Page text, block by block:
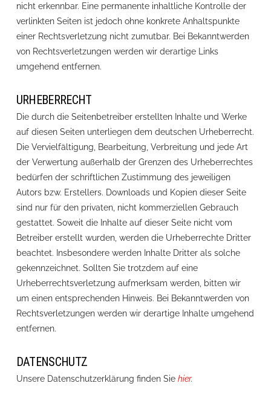
nicht erkennbar. Eine permanente inhaltliche Kontrolle der
verlinkten Seiten ist jedoch ohne konkrete Anhaltspunkte
einer Rechtsverletzung nicht zumutbar. Bei Bekanntwerden
von Rechtsverletzungen werden wir derartige Links
umgehend entfernen.
URHEBERRECHT
Die durch die Seitenbetreiber erstellten Inhalte und Werke
auf diesen Seiten unterliegen dem deutschen Urheberrecht.
Die Vervielfältigung, Bearbeitung, Verbreitung und jede Art
der Verwertung außerhalb der Grenzen des Urheberrechtes
bedürfen der schriftlichen Zustimmung des jeweiligen
Autors bzw. Erstellers. Downloads und Kopien dieser Seite
sind nur für den privaten, nicht kommerziellen Gebrauch
gestattet. Soweit die Inhalte auf dieser Seite nicht vom
Betreiber erstellt wurden, werden die Urheberrechte Dritter
beachtet. Insbesondere werden Inhalte Dritter als solche
gekennzeichnet. Sollten Sie trotzdem auf eine
Urheberrechtsverletzung aufmerksam werden, bitten wir
um einen entsprechenden Hinweis. Bei Bekanntwerden von
Rechtsverletzungen werden wir derartige Inhalte umgehend
entfernen.
DATENSCHUTZ
Unsere Datenschutzerklärung finden Sie hier.